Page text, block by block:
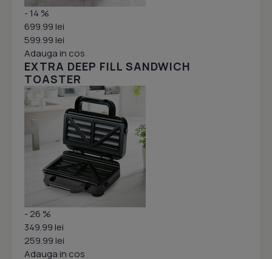
- 14 %
699.99 lei
599.99 lei
Adauga in cos
EXTRA DEEP FILL SANDWICH
TOASTER
- 26 %
349.99 lei
259.99 lei
Adauga in cos